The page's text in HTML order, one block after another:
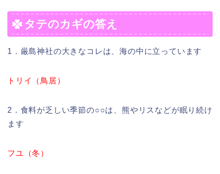
タテのカギの答え
1．厳島神社の大きなコレは、海の中に立っています
トリイ（鳥居）
2．食料が乏しい季節の○○は、熊やリスなどが眠り続け
ます
フユ（冬）